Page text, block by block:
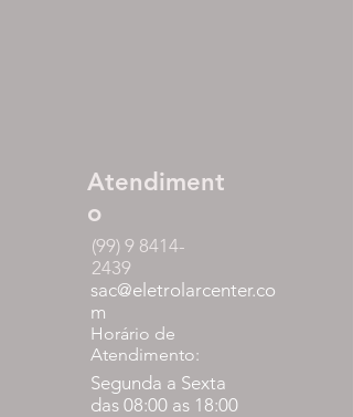
Atendiment
o
(99) 9 8414-
2439
sac@eletrolarcenter.co
m
Horário de
Atendimento:
Segunda a Sexta
das 08:00 as 18:00